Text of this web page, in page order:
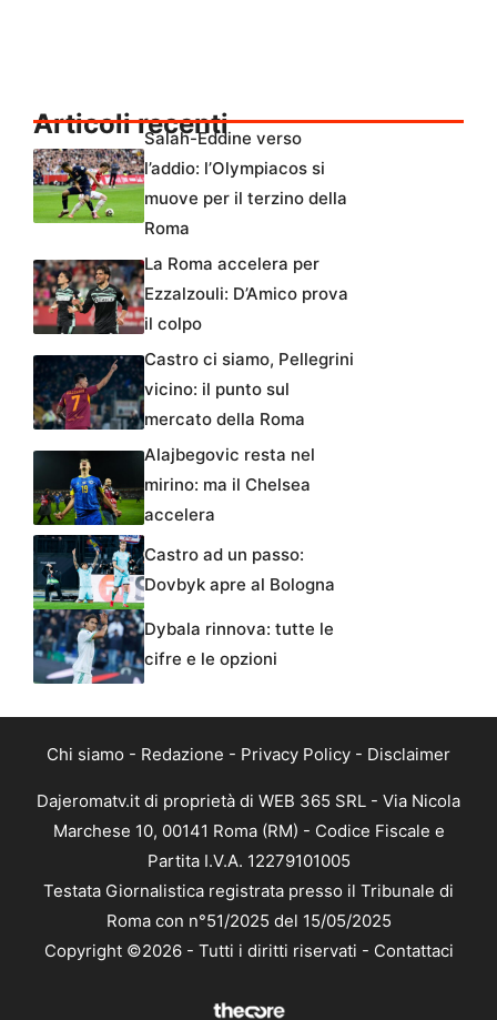
Articoli recenti
Salah-Eddine verso
l’addio: l’Olympiacos si
muove per il terzino della
Roma
La Roma accelera per
Ezzalzouli: D’Amico prova
il colpo
Castro ci siamo, Pellegrini
vicino: il punto sul
mercato della Roma
Alajbegovic resta nel
mirino: ma il Chelsea
accelera
Castro ad un passo:
Dovbyk apre al Bologna
Dybala rinnova: tutte le
cifre e le opzioni
Chi siamo - Redazione - Privacy Policy - Disclaimer
Dajeromatv.it di proprietà di WEB 365 SRL - Via Nicola
Marchese 10, 00141 Roma (RM) - Codice Fiscale e
Partita I.V.A. 12279101005
Testata Giornalistica registrata presso il Tribunale di
Roma con n°51/2025 del 15/05/2025
Copyright ©2026 - Tutti i diritti riservati - Contattaci